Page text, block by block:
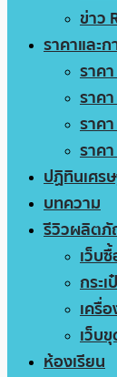
ข่าว
ราคาและก
ราค
ราค
ราค
ราค
ปฏิทินเศร
บทความ
รีวิวผลิต
เว็บ
กระ
เครื่
เว็บ
ห้องเรียน